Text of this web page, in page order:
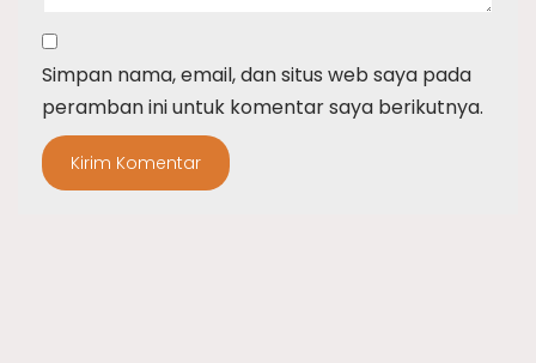
Simpan nama, email, dan situs web saya pada
peramban ini untuk komentar saya berikutnya.